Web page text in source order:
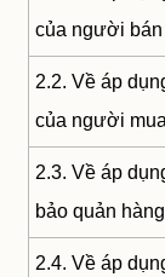
của người bán
2.2. Về áp
của người
2.3. Về áp
bảo quản
2.4. Về áp